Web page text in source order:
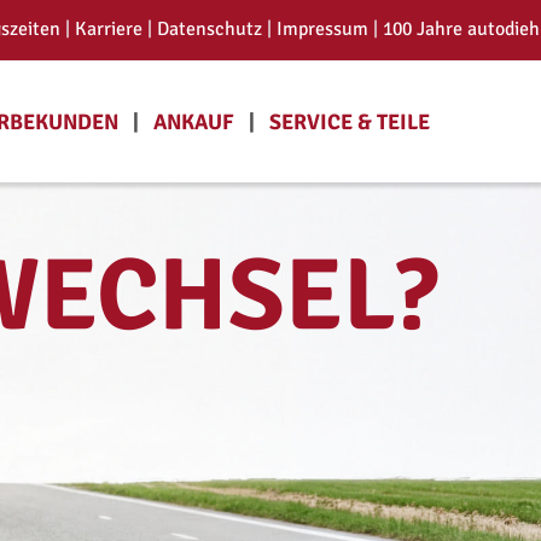
ANKAUF SERVICE & TEILE
| Karriere | Datenschutz | Impressum | 100 Jahre